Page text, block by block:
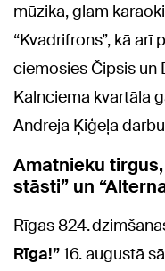
mūzika, glam
“Kvadrifrons”, kā arī
ciemosies Čipsis un
Kalnciema kvartāla
Andreja Ķiģeļa
Amatnieku
stāsti” un
Rīgas 824.
Rīga!”16. augustā